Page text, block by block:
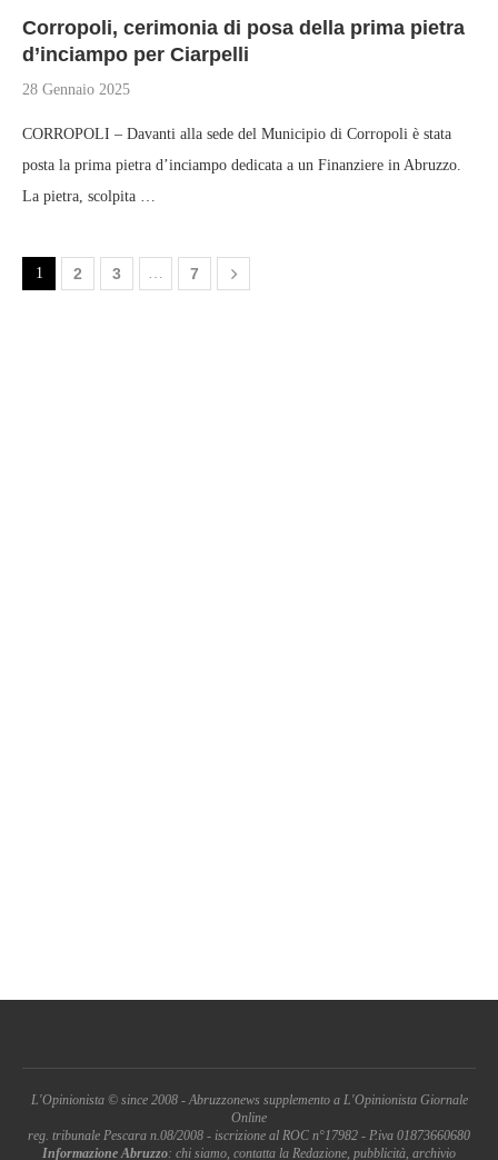
Corropoli, cerimonia di posa della prima pietra
d’inciampo per Ciarpelli
28 Gennaio 2025
CORROPOLI – Davanti alla sede del Municipio di Corropoli è stata
posta la prima pietra d’inciampo dedicata a un Finanziere in Abruzzo.
La pietra, scolpita …
1 2 3 … 7
L'Opinionista © since 2008 - Abruzzonews supplemento a L'Opinionista Giornale
Online
reg. tribunale Pescara n.08/2008 - iscrizione al ROC n°17982 - P.iva 01873660680
Informazione Abruzzo: chi siamo, contatta la Redazione, pubblicità, archivio